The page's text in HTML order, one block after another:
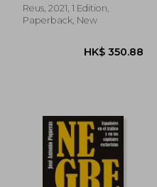
Seres Humanos (in
Spanish)
Reus, 2021, 1 Edition,
Paperback, New
HK$ 350.88